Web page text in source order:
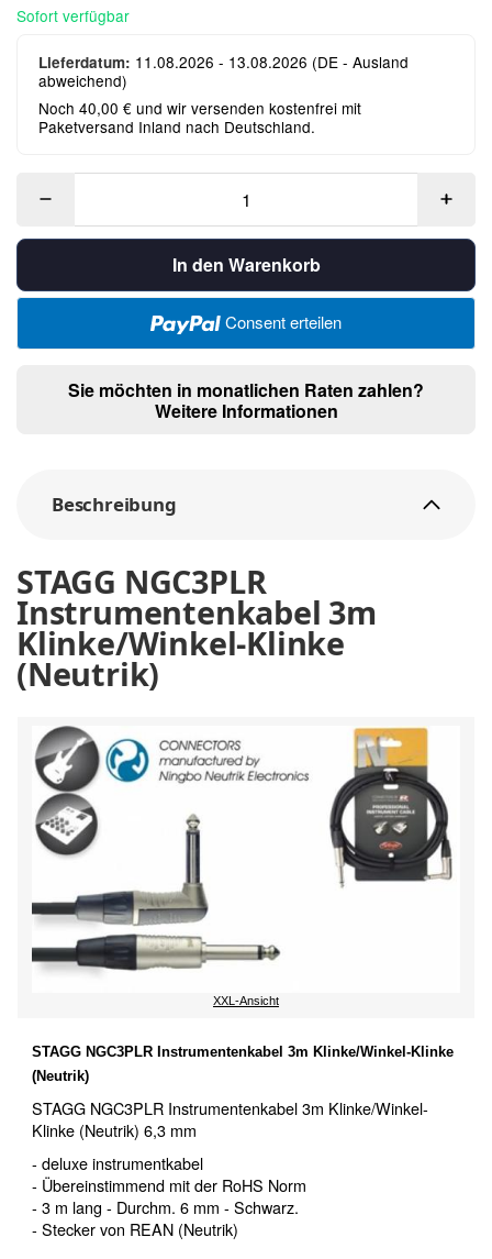
Sofort verfügbar
Lieferdatum: 11.08.2026 - 13.08.2026 (DE - Ausland
abweichend)
Noch 40,00 € und wir versenden kostenfrei mit
Paketversand Inland nach Deutschland.
In den Warenkorb
Consent erteilen
Sie möchten in monatlichen Raten zahlen?
Weitere Informationen
Beschreibung
STAGG NGC3PLR
Instrumentenkabel 3m
Klinke/Winkel-Klinke
(Neutrik)
XXL-Ansicht
STAGG NGC3PLR Instrumentenkabel 3m Klinke/Winkel-Klinke
(Neutrik)
STAGG NGC3PLR Instrumentenkabel 3m Klinke/Winkel-
Klinke (Neutrik) 6,3 mm
- deluxe instrumentkabel
- Übereinstimmend mit der RoHS Norm
- 3 m lang - Durchm. 6 mm - Schwarz.
- Stecker von REAN (Neutrik)